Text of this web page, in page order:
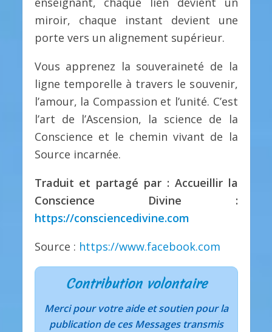
miroir, chaque instant devient une
porte vers un alignement supérieur.
Vous apprenez la souveraineté de la
ligne temporelle à travers le souvenir,
l’amour, la Compassion et l’unité. C’est
l’art de l’Ascension, la science de la
Conscience et le chemin vivant de la
Source incarnée.
Traduit et partagé par : Accueillir la
Conscience Divine :
https://consciencedivine.com
Source : https://www.facebook.com
Contribution volontaire
Merci pour votre aide et soutien pour la
publication de ces Messages transmis